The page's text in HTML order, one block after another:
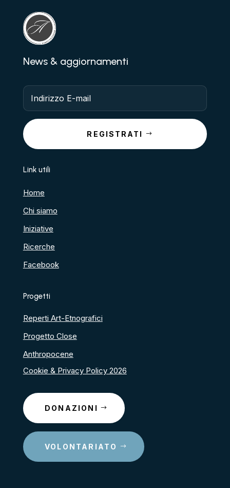
News & aggiornamenti
REGISTRATI
Link utili
Home
Chi siamo
Iniziative
Ricerche
Facebook
Progetti
Reperti Art-Etnografici
Progetto Close
Anthropocene
Cookie & Privacy Policy 2026
DONAZIONI
VOLONTARIATO